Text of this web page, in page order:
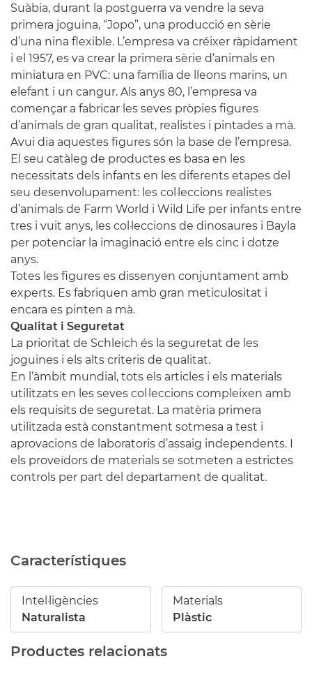
Suàbia, durant la postguerra va vendre la seva
primera joguina, “Jopo”, una producció en sèrie
d’una nina flexible. L’empresa va créixer ràpidament
i el 1957, es va crear la primera sèrie d’animals en
miniatura en PVC: una família de lleons marins, un
elefant i un cangur. Als anys 80, l’empresa va
començar a fabricar les seves pròpies figures
d’animals de gran qualitat, realistes i pintades a mà.
Avui dia aquestes figures són la base de l’empresa.
El seu catàleg de productes es basa en les
necessitats dels infants en les diferents etapes del
seu desenvolupament: les col·leccions realistes
d’animals de Farm World i Wild Life per infants entre
tres i vuit anys, les col·leccions de dinosaures i Bayla
per potenciar la imaginació entre els cinc i dotze
anys.
Totes les figures es dissenyen conjuntament amb
experts. Es fabriquen amb gran meticulositat i
encara es pinten a mà.
Qualitat i Seguretat
La prioritat de Schleich és la seguretat de les
joguines i els alts criteris de qualitat.
En l’àmbit mundial, tots els articles i els materials
utilitzats en les seves col·leccions compleixen amb
els requisits de seguretat. La matèria primera
utilitzada està constantment sotmesa a test i
aprovacions de laboratoris d’assaig independents. I
els proveïdors de materials se sotmeten a estrictes
controls per part del departament de qualitat.
Característiques
Intel·ligències
Naturalista
Materials
Plàstic
Productes relacionats